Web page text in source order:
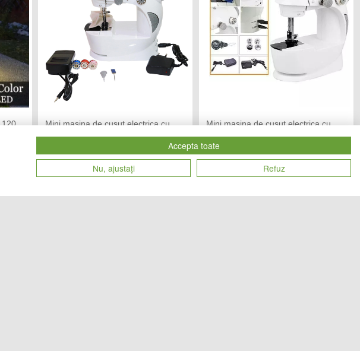
120
Mini masina de cusut electrica cu
04742 86 lei
Mini masina de cusut electrica cu
Vandut de:
07152 93 lei
Accepta toate
Nu, ajustați
Refuz